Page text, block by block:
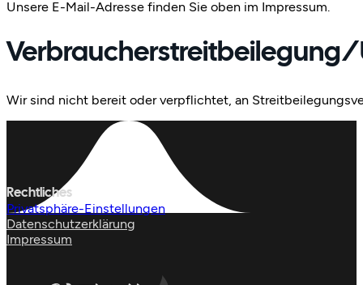
Unsere E-Mail-Adresse finden Sie oben im Impressum.
Wir sind nicht bereit oder verpflichtet, an
Rechtliches
Privatsphäre-Einstellungen
Datenschutzerklärung
Impressum